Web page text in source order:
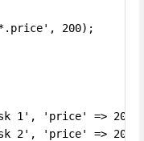
200);
1', 'price' =>
2', 'price' =>